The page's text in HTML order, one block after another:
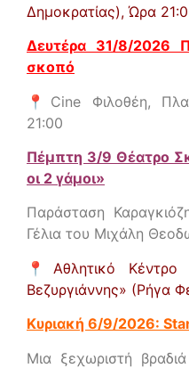
Δημοκρατίας),Ώρα
Δευτέρα 31/8/2026
σκοπό
📍Cine Φιλοθέη,
21:00
Πέμπτη 3/9 Θέατρο
οι 2 γάμοι»
Παράσταση
Γέλια του Μιχάλη
📍 Αθλητικό
Βεζυργιάννης» (Ρήγα
Κυριακή 6/9/2026:
Μια ξεχωριστή